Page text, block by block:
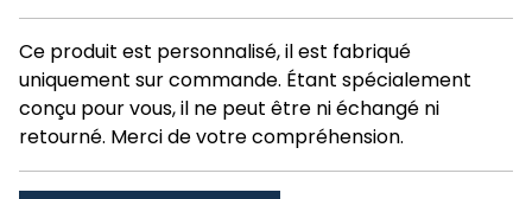
Ce produit est personnalisé, il est fabriqué
uniquement sur commande. Étant spécialement
conçu pour vous, il ne peut être ni échangé ni
retourné. Merci de votre compréhension.